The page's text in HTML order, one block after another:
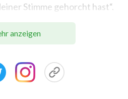
Stimme gehorcht hast“.
das Gebot Gottes befolgt
hatte, was Gott gesagt,
Gott ihm eine solche
entscheidenden Satz in
anzeigen